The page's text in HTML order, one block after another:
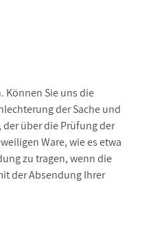
Können Sie uns die
der Sache und
über die Prüfung der
Ware, wie es etwa
zu tragen, wenn die
der Absendung Ihrer